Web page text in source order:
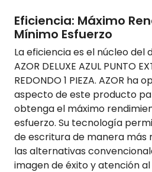
Eficiencia: Máximo
Mínimo Esfuerzo
La eficiencia es el núcleo del
AZOR DELUXE AZUL PUNTO
REDONDO 1 PIEZA. AZOR ha
aspecto de este producto
obtenga el máximo
esfuerzo. Su tecnología
de escritura de manera más
las alternativas
imagen de éxito y atención